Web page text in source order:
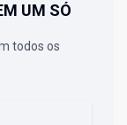
UM SÓ
todos os